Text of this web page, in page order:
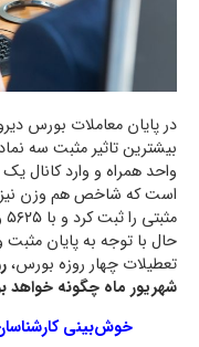
است که شاخص هم وزن نیز با
حال با توجه به پایان مثبت
تعطیلات چهار روزه بورس،
شهریور ماه چگونه خواهد
خوش‌بینی